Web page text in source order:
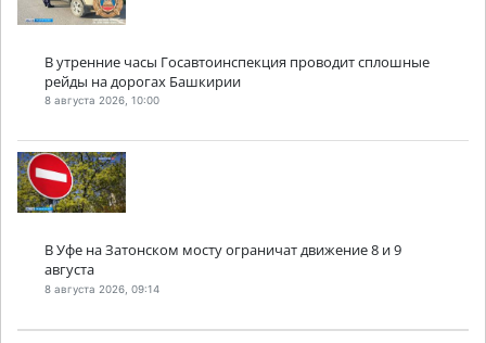
В утренние часы Госавтоинспекция проводит сплошные
рейды на дорогах Башкирии
8 августа 2026, 10:00
В Уфе на Затонском мосту ограничат движение 8 и 9
августа
8 августа 2026, 09:14